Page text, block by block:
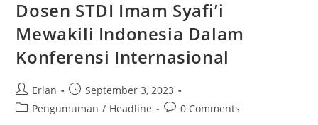
Dosen STDI Imam Syafi’i
Mewakili Indonesia Dalam
Konferensi Internasional
Post
author:
Erlan
Post
published:
September 3, 2023
PostPengumuman / Headline
Post0 Comments